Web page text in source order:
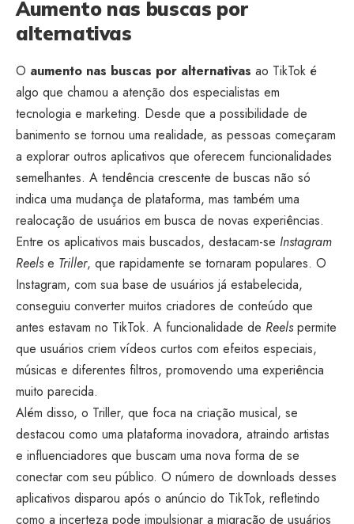
Aumento nas buscas por
alternativas
O aumento nas buscas por alternativas ao TikTok é
algo que chamou a atenção dos especialistas em
tecnologia e marketing. Desde que a possibilidade de
banimento se tornou uma realidade, as pessoas começaram
a explorar outros aplicativos que oferecem funcionalidades
semelhantes. A tendência crescente de buscas não só
indica uma mudança de plataforma, mas também uma
realocação de usuários em busca de novas experiências.
Entre os aplicativos mais buscados, destacam-se Instagram
Reelse Triller, que rapidamente se tornaram populares. O
Instagram, com sua base de usuários já estabelecida,
conseguiu converter muitos criadores de conteúdo que
antes estavam no TikTok. A funcionalidade de Reelspermite
que usuários criem vídeos curtos com efeitos especiais,
músicas e diferentes filtros, promovendo uma experiência
muito parecida.
Além disso, o Triller, que foca na criação musical, se
destacou como uma plataforma inovadora, atraindo artistas
e influenciadores que buscam uma nova forma de se
conectar com seu público. O número de downloads desses
aplicativos disparou após o anúncio do TikTok, refletindo
como a incerteza pode impulsionar a migração de usuários